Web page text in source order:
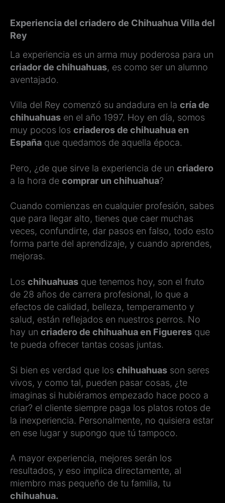
Experiencia del criadero de Chihuahua Villa del
Rey
La experiencia es un arma muy poderosa para un
criador de chihuahuas, es como ser un alumno
aventajado.
Villa del Rey comenzó su andadura en la cría de
chihuahuas en el año 1997. Hoy en día, somos
muy pocos los criaderos de chihuahua en
España que quedamos de aquella época.
Pero, ¿de que sirve la experiencia de un criadero
a la hora de comprar un chihuahua?
Cuando comienzas en cualquier profesión, sabes
que para llegar alto, tienes que caer muchas
veces, confundirte, dar pasos en falso, todo esto
forma parte del aprendizaje, y cuando aprendes,
mejoras.
Los chihuahuas que tenemos hoy, son el fruto
de 28 años de carrera profesional, lo que a
efectos de calidad, belleza, temperamento y
salud, están reflejados en nuestros perros. No
hay un criadero de chihuahua en Figueres que
te pueda ofrecer tantas cosas juntas.
Si bien es verdad que los chihuahuas son seres
vivos, y como tal, pueden pasar cosas, ¿te
imaginas si hubiéramos empezado hace poco a
criar? el cliente siempre paga los platos rotos de
la inexperiencia. Personalmente, no quisiera estar
en ese lugar y supongo que tú tampoco.
A mayor experiencia, mejores serán los
resultados, y eso implica directamente, al
miembro mas pequeño de tu familia, tu
chihuahua.